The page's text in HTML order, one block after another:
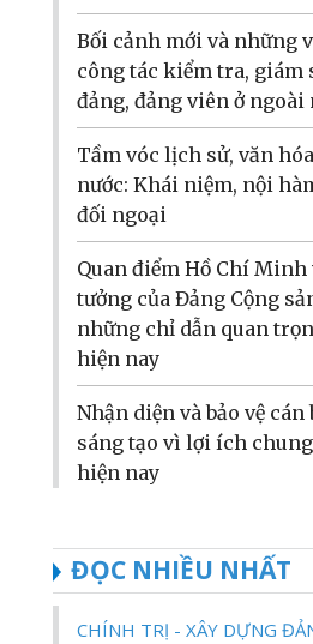
Bối cảnh mới và những
công tác kiểm tra, giám
đảng, đảng viên ở ngoài
Tầm vóc lịch sử, văn
nước: Khái niệm, nội
đối ngoại
Quan điểm Hồ Chí Minh
tưởng của Đảng Cộng
những chỉ dẫn quan
hiện nay
Nhận diện và bảo vệ cán
sáng tạo vì lợi ích
hiện nay
ĐỌC NHIỀU NHẤT
CHÍNH TRỊ - XÂY DỰNG